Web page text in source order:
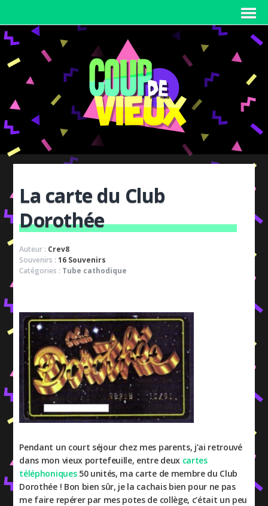
La carte du Club
Dorothée
Auteur : Crev8
Souvenirs :16 Souvenirs
Catégories : Tube cathodique
Pendant un court séjour chez mes parents, j’ai retrouvé
dans mon vieux portefeuille, entre deux cartes
téléphoniques50 unités, ma carte de membre du Club
Dorothée ! Bon bien sûr, je la cachais bien pour ne pas
me faire repérer par mes potes de collège, c’était un peu